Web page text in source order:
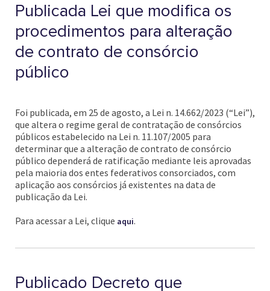
Publicada Lei que modifica os
procedimentos para alteração
de contrato de consórcio
público
Foi publicada, em 25 de agosto, a Lei n. 14.662/2023 (“Lei”),
que altera o regime geral de contratação de consórcios
públicos estabelecido na Lei n. 11.107/2005 para
determinar que a alteração de contrato de consórcio
público dependerá de ratificação mediante leis aprovadas
pela maioria dos entes federativos consorciados, com
aplicação aos consórcios já existentes na data de
publicação da Lei.
Para acessar a Lei, clique aqui.
Publicado Decreto que